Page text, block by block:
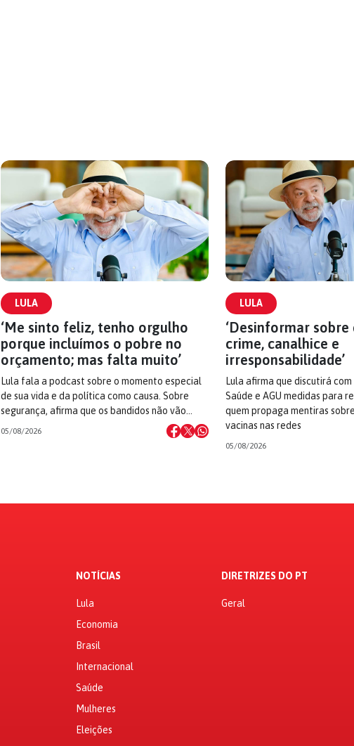
LULA
‘Me sinto feliz, tenho orgulho
porque incluímos o pobre no
orçamento; mas falta muito’
Lula fala a podcast sobre o momento especial
de sua vida e da política como causa. Sobre
segurança, afirma que os bandidos não vão…
05/08/2026
LULA
‘Desinformar sobre
crime, canalhice e
irresponsabilidade’
Lula afirma que discutirá
Saúde e AGU medidas para
quem propaga mentiras
vacinas nas redes
05/08/2026
NOTÍCIAS
Lula
Economia
Brasil
Internacional
Saúde
Mulheres
Eleições
DIRETRIZES DO PT
Geral